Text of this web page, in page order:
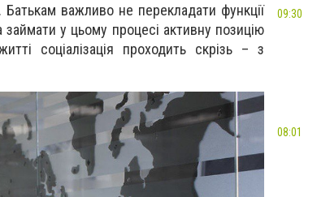
важливо не перекладати функції
займати у цьому процесі активну позицію
соціалізація проходить скрізь – з
09:30
08:01